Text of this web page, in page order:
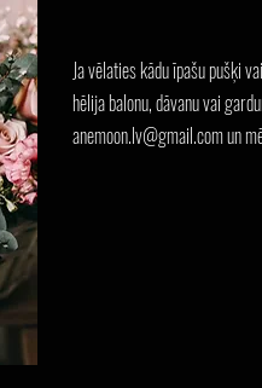
Ja vēlaties kādu īpašu pušķi
hēlija balonu,dāvanu vai
anemoon.lv@gmail.comun